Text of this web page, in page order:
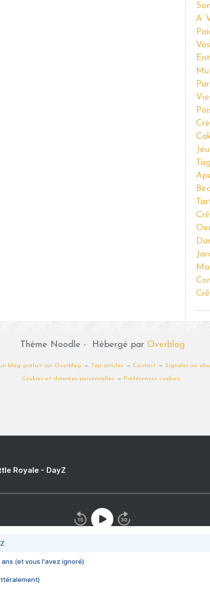
A
Thème Noodle - Hébergé par Overblog
blog gratuit sur Overblog Top articles Contact Signaler un
Cookies et données personnelles Préférences cookies
Royale - DayZ
(et vous l'avez ignoré)